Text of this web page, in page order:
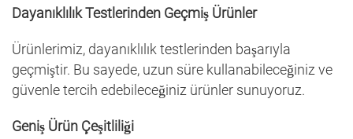
Dayanıklılık Testlerinden Geçmiş Ürünler
Ürünlerimiz, dayanıklılık testlerinden başarıyla
geçmiştir. Bu sayede, uzun süre kullanabileceğiniz ve
güvenle tercih edebileceğiniz ürünler sunuyoruz.
Geniş Ürün Çeşitliliği